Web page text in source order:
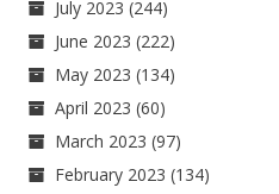
July 2023 (244)
June 2023 (222)
May 2023 (134)
April 2023 (60)
March 2023 (97)
February 2023 (134)